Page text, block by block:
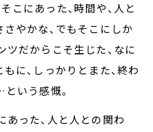
こにあった、時間や、人と
さやかな、でもそこにしか
ツだからこそ生じた、なに
に、しっかりとまた、終わ
いう感慨。
あった、人と人との関わ